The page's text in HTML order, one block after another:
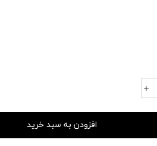
یقه :71
افزودن به سبد خرید